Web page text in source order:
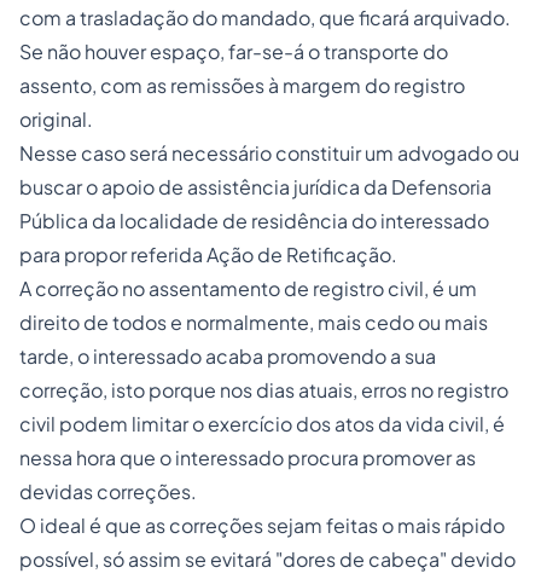
com a trasladação do mandado, que ficará arquivado.
Se não houver espaço, far-se-á o transporte do
assento, com as remissões à margem do registro
original.
Nesse caso será necessário constituir um advogado ou
buscar o apoio de assistência jurídica da Defensoria
Pública da localidade de residência do interessado
para propor referida Ação de Retificação.
A correção no assentamento de registro civil, é um
direito de todos e normalmente, mais cedo ou mais
tarde, o interessado acaba promovendo a sua
correção, isto porque nos dias atuais, erros no registro
civil podem limitar o exercício dos atos da vida civil, é
nessa hora que o interessado procura promover as
devidas correções.
O ideal é que as correções sejam feitas o mais rápido
possível, só assim se evitará "dores de cabeça" devido